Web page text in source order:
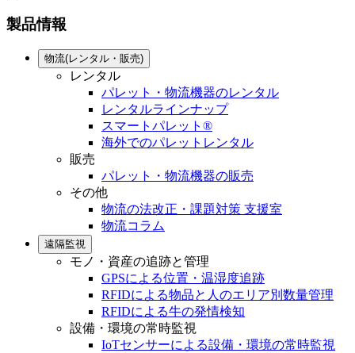
製品情報
物流(レンタル・販売)
レンタル
パレット・物流機器のレンタル
レンタルラインナップ
スマートパレット®
海外でのパレットレンタル
販売
パレット・物流機器の販売
その他
物流の法改正・課題対策 支援室
物流コラム
遠隔監視
モノ・資産の追跡と管理
GPSによる位置・温湿度追跡
RFIDによる物品と人のエリア別数量管理
RFIDによる牛の発情検知
設備・環境の常時監視
IoTセンサーによる設備・環境の常時監視